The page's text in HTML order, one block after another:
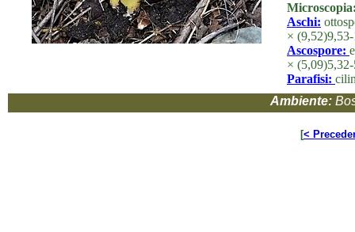
Aschi:
×
Ascospore:
×
Parafisi:
Ambiente:
[<